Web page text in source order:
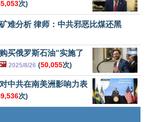
次)
难分析 律师：中共邪恶比煤还黑
买俄罗斯石油“实施了
2025/8/26 (50,055次)
中共在南美洲影响力表
次)